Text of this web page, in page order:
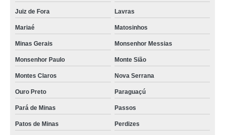
Juiz de Fora Lavras
Mariaé Matosinhos
Minas Gerais Monsenhor Messias
Monsenhor Paulo Monte Sião
Montes Claros Nova Serrana
Ouro Preto Paraguaçú
Pará de Minas Passos
Patos de Minas Perdizes